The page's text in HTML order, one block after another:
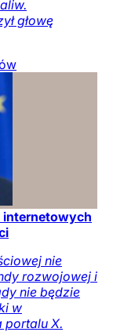
głowę
internetowych
nie
rozwojowej i
nie będzie
w
portalu X.